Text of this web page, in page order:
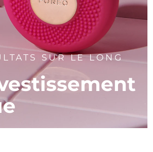
SUR LE LONG